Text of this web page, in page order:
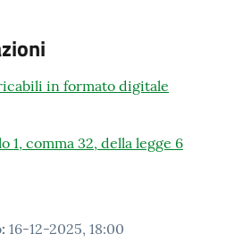
in formato digitale
comma 32, della legge 6
: 16-12-2025, 18:00